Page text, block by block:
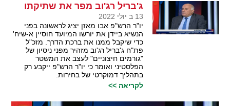
ג'בריל רג'וב מפר את שתיקתו
13 ב יולי 2022
יו"ר הרש"פ אבו מאזן יציג לראשונה בפני
הנשיא ביידן את יורשו המיועד חוסיין א-שיח'
כדי שיקבל ממנו את ברכת הדרך. מזכ"ל
פת"ח ג'בריל רג'וב מזהיר מפני ניסיון של
"גורמים חיצוניים" לעצב את המשטר
הפלסטיני ואומר כי יו"ר הרש"פ ייקבע רק
בתהליך דמוקרטי של בחירות.
לקריאה >>